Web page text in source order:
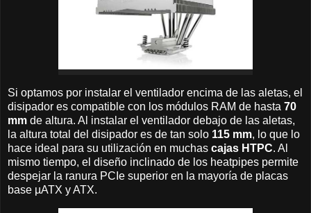
Si optamos por instalar el ventilador encima de las aletas, el
disipador es compatible con los módulos RAM de hasta 70
mm de altura. Al instalar el ventilador debajo de las aletas,
la altura total del disipador es de tan solo 115 mm, lo que lo
hace ideal para su utilización en muchas cajas HTPC. Al
mismo tiempo, el diseño inclinado de los heatpipes permite
despejar la ranura PCIe superior en la mayoría de placas
base µATX y ATX.